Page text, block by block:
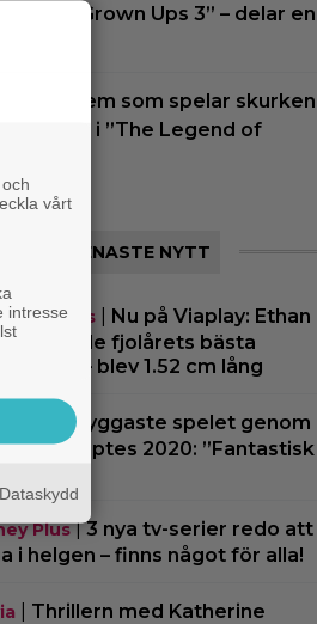
i ”Grown Ups 3” – delar en
vet vi vem som spelar skurken
i ”The Legend of
SENASTE NYTT
| Nu på Viaplay: Ethan
gjorde fjolårets bästa
– blev 1.52 cm lång
”Snyggaste spelet genom
släpptes 2020: ”Fantastisk
Plus|3 nya tv-serier redo att
i helgen – finns något för alla!
Thrillern med Katherine
vårt
intresse
Dataskydd